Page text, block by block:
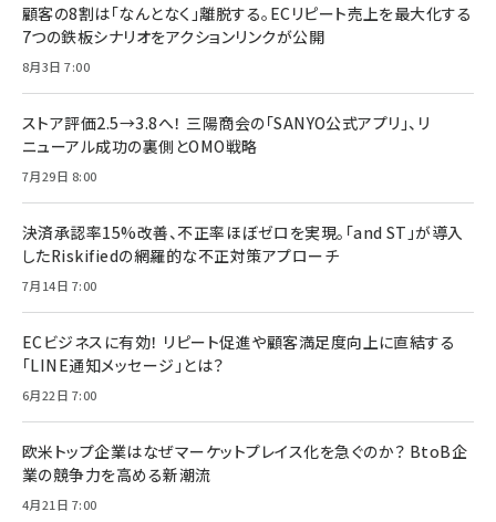
顧客の8割は「なんとなく」離脱する。ECリピート売上を最大化する
7つの鉄板シナリオをアクションリンクが公開
8月3日 7:00
ストア評価2.5→3.8へ！ 三陽商会の「SANYO公式アプリ」、リ
ニューアル成功の裏側とOMO戦略
7月29日 8:00
決済承認率15%改善、不正率ほぼゼロを実現。「and ST」が導入
したRiskifiedの網羅的な不正対策アプローチ
7月14日 7:00
ECビジネスに有効！ リピート促進や顧客満足度向上に直結する
「LINE通知メッセージ」とは？
6月22日 7:00
欧米トップ企業はなぜマーケットプレイス化を急ぐのか？ BtoB企
業の競争力を高める新潮流
4月21日 7:00